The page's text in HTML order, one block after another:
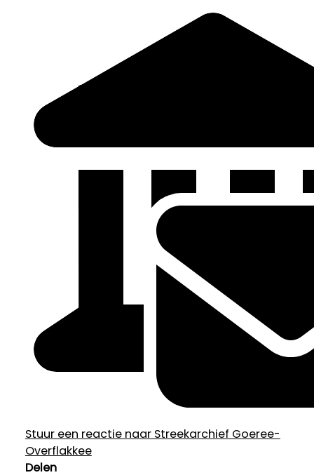
Stuur een reactie naar Streekarchief Goeree-
Overflakkee
Delen